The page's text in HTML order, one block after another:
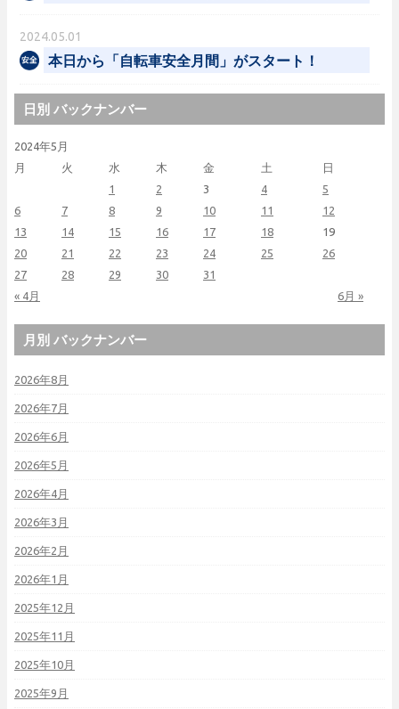
2024.05.01
本日から「自転車安全月間」がスタート！
日別 バックナンバー
2024年5月
月
火 水 木 金 土 日
« 4月 6月 »
1 2 3 4
5
6
7 8 9 10 11
12
13
14 15 16 17 18
19
20
21 22 23 24 25
26
27
28 29 30 31
月別 バックナンバー
2026年8月
2026年7月
2026年6月
2026年5月
2026年4月
2026年3月
2026年2月
2026年1月
2025年12月
2025年11月
2025年10月
2025年9月